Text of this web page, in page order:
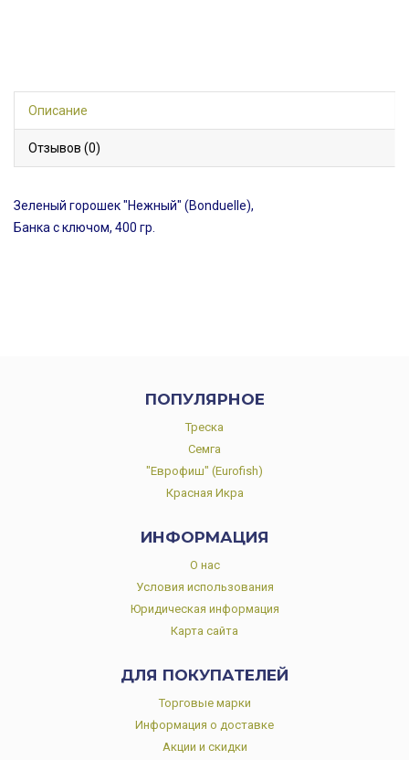
Описание
Отзывов (0)
Зеленый горошек "Нежный" (Bonduelle),
Банка с ключом, 400 гр.
ПОПУЛЯРНОЕ
Треска
Семга
"Еврофиш" (Eurofish)
Красная Икра
ИНФОРМАЦИЯ
О нас
Условия использования
Юридическая информация
Карта сайта
ДЛЯ ПОКУПАТЕЛЕЙ
Торговые марки
Информация о доставке
Акции и скидки